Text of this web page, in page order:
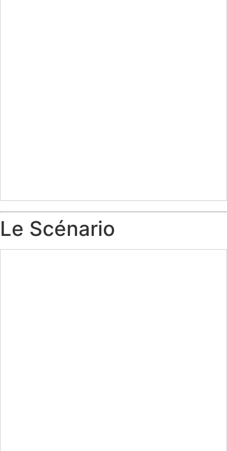
Le Scénario